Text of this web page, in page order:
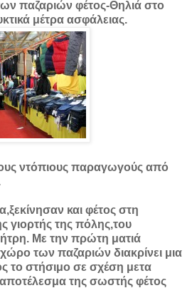
παζαριών φέτος-Θηλιά στο
μέτρα ασφάλειας.
ντόπιους παραγωγούς από
και φέτος στη
γιορτής της πόλης,του
Με την πρώτη ματιά
των παζαριών διακρίνει μια
το στήσιμο σε σχέση μετα
της σωστής φέτος